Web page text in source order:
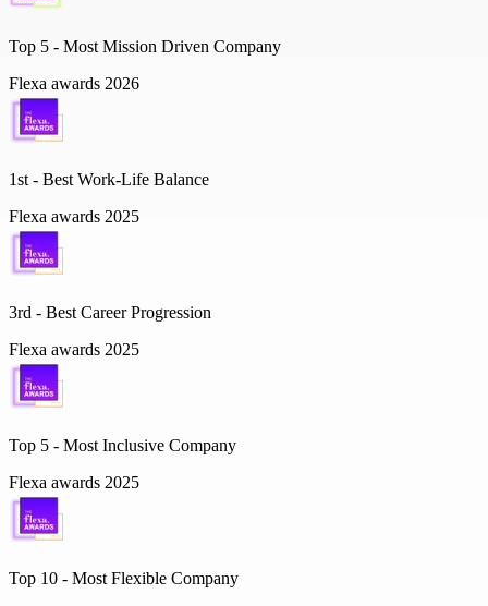
Top 5 - Most Mission Driven Company
Flexa awards 2026
1st - Best Work-Life Balance
Flexa awards 2025
3rd - Best Career Progression
Flexa awards 2025
Top 5 - Most Inclusive Company
Flexa awards 2025
Top 10 - Most Flexible Company